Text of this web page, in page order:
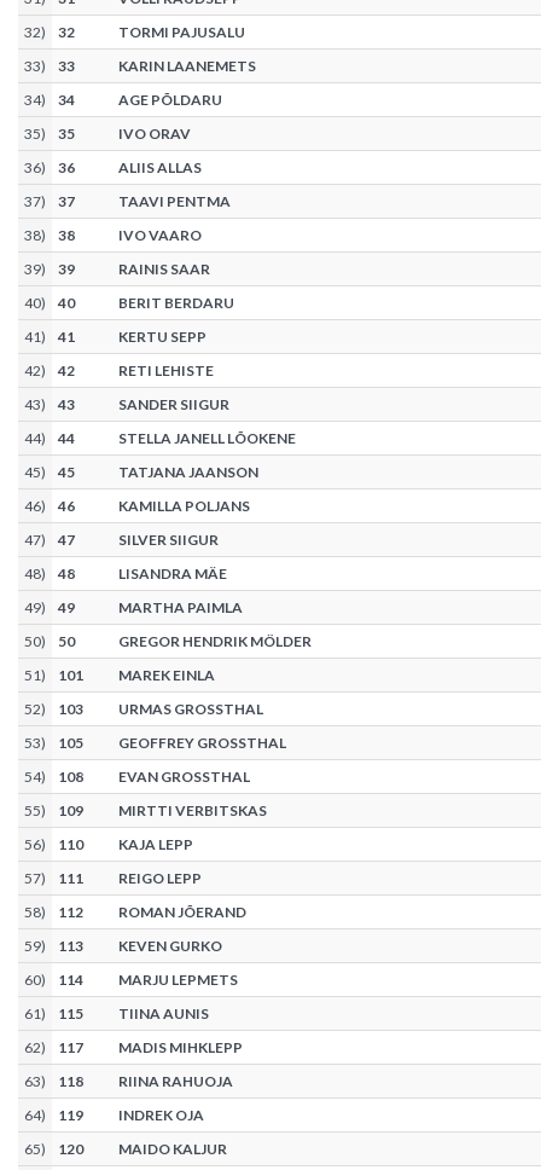
32) 32
TORMI PAJUSALU
33) 33
KARIN LAANEMETS
34) 34
AGE PÕLDARU
35) 35
IVO ORAV
36) 36
ALIIS ALLAS
37) 37
TAAVI PENTMA
38) 38
IVO VAARO
39) 39
RAINIS SAAR
40) 40
BERIT BERDARU
41) 41
KERTU SEPP
42) 42
RETI LEHISTE
43) 43
SANDER SIIGUR
44) 44
STELLA JANELL LÕOKENE
45) 45
TATJANA JAANSON
46) 46
KAMILLA POLJANS
47) 47
SILVER SIIGUR
48) 48
LISANDRA MÄE
49) 49
MARTHA PAIMLA
50) 50
GREGOR HENDRIK MÖLDER
51) 101
MAREK EINLA
52) 103
URMAS GROSSTHAL
53) 105
GEOFFREY GROSSTHAL
54) 108
EVAN GROSSTHAL
55) 109
MIRTTI VERBITSKAS
56) 110
KAJA LEPP
57) 111
REIGO LEPP
58) 112
ROMAN JÕERAND
59) 113
KEVEN GURKO
60) 114
MARJU LEPMETS
61) 115
TIINA AUNIS
62) 117
MADIS MIHKLEPP
63) 118
RIINA RAHUOJA
64) 119
INDREK OJA
65) 120
MAIDO KALJUR